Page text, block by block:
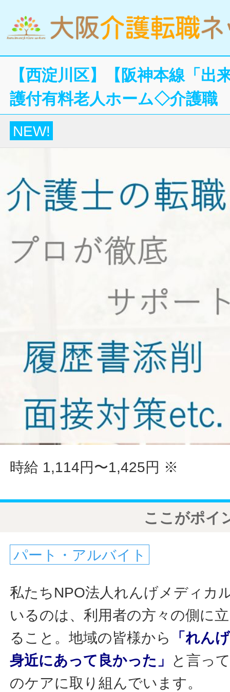
【西淀川区】【阪神本線「
護付有料老人ホーム◇介護職
NEW!
時給 1,114円〜1,425円 ※
ここがポイ
パート・アルバイト
私たちNPO法人れんげメディカ
いるのは、利用者の方々の側に
ること。地域の皆様から
「れん
身近にあって良かった」
と言っ
のケアに取り組んでいます。